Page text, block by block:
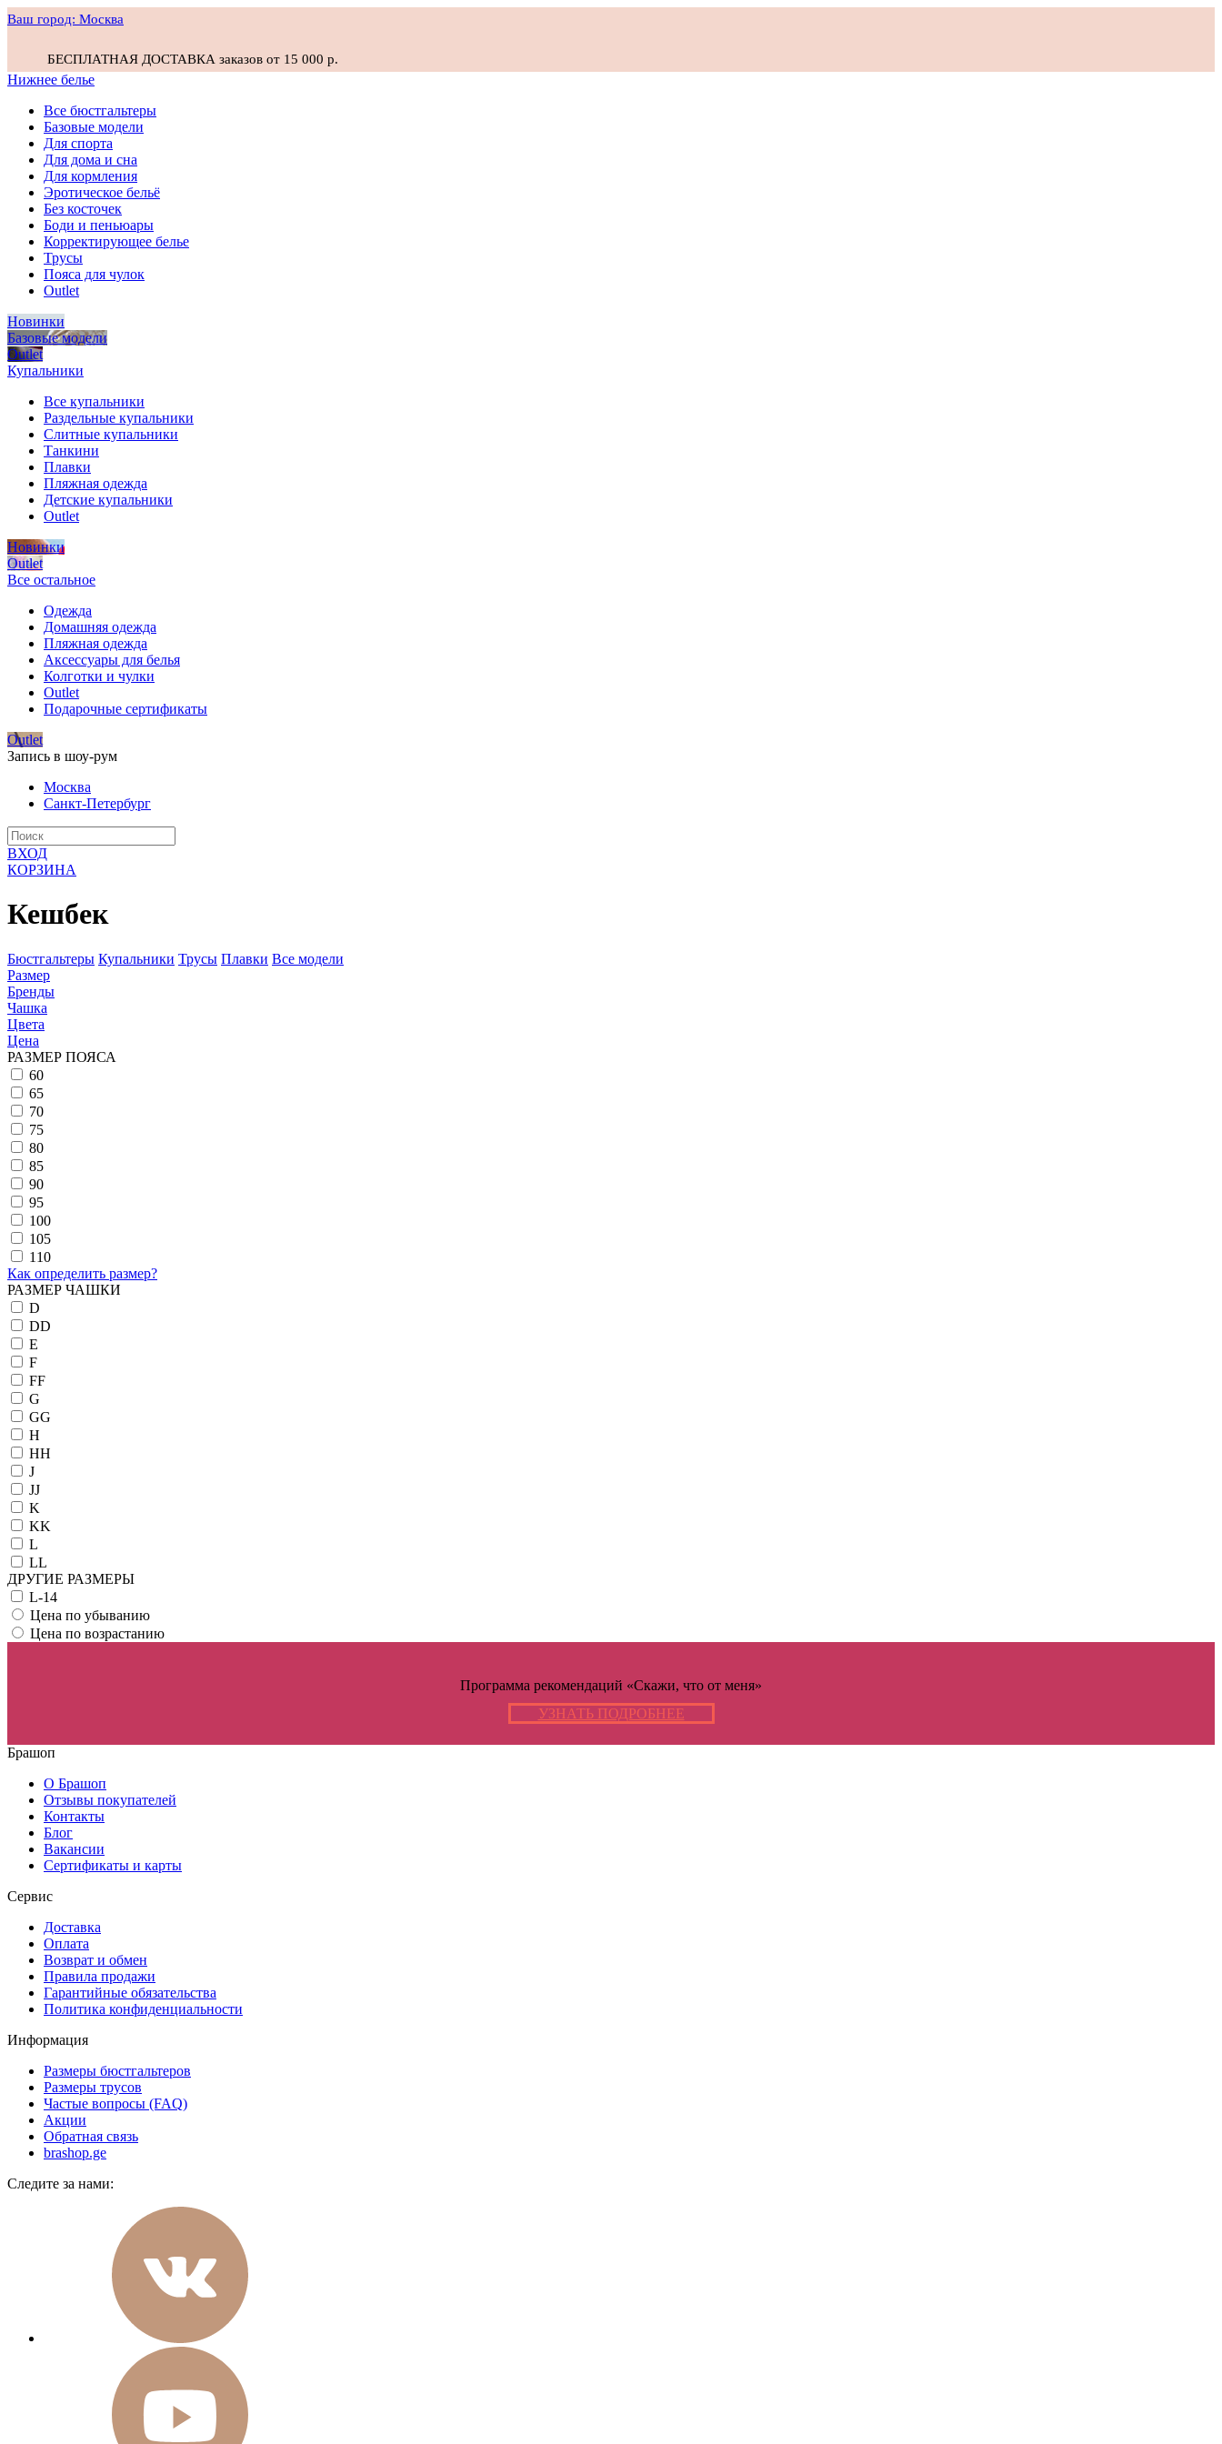
Ваш город: Москва
БЕСПЛАТНАЯ ДОСТАВКА заказов от 15 000 р.
Нижнее белье
Все бюстгальтеры
Базовые модели
Для спорта
Для дома и сна
Для кормления
Эротическое бельё
Без косточек
Боди и пеньюары
Корректирующее белье
Трусы
Пояса для чулок
Outlet
Новинки
Базовые модели
Outlet
Купальники
Все купальники
Раздельные купальники
Слитные купальники
Танкини
Плавки
Пляжная одежда
Детские купальники
Outlet
Новинки
Outlet
Все остальное
Одежда
Домашняя одежда
Пляжная одежда
Аксессуары для белья
Колготки и чулки
Outlet
Подарочные сертификаты
Outlet
Запись в шоу-рум
Москва
Санкт-Петербург
ВХОД
КОРЗИНА
Кешбек
Бюстгальтеры Купальники Трусы Плавки Все модели
Размер
Бренды
Чашка
Цвета
Цена
РАЗМЕР ПОЯСА
60
65
70
75
80
85
90
95
100
105
110
Как определить размер?
РАЗМЕР ЧАШКИ
D
DD
E
F
FF
G
GG
H
HH
J
JJ
K
KK
L
LL
ДРУГИЕ РАЗМЕРЫ
L-14
Цена по убыванию
Цена по возрастанию
Программа рекомендаций «Скажи, что от меня»
УЗНАТЬ ПОДРОБНЕЕ
Брашоп
О Брашоп
Отзывы покупателей
Контакты
Блог
Вакансии
Сертификаты и карты
Сервис
Доставка
Оплата
Возврат и обмен
Правила продажи
Гарантийные обязательства
Политика конфиденциальности
Информация
Размеры бюстгальтеров
Размеры трусов
Частые вопросы (FAQ)
Акции
Обратная связь
brashop.ge
Следите за нами: